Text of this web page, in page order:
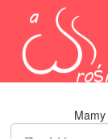
Mamy